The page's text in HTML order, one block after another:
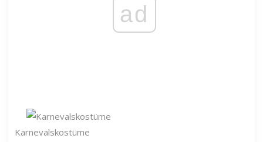
ad
Karnevalskostüme